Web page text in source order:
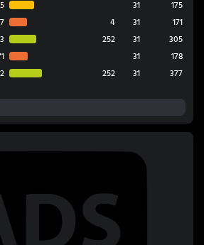
31
175
4 31
171
252 31
305
31
178
252 31 377